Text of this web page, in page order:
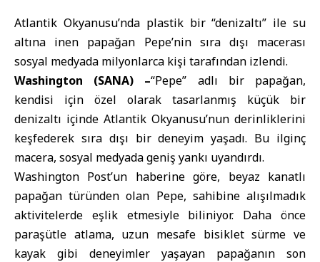
Atlantik Okyanusu’nda plastik bir “denizaltı” ile su
altına inen papağan Pepe’nin sıra dışı macerası
sosyal medyada milyonlarca kişi tarafından izlendi.
Washington (SANA) –“Pepe” adlı bir papağan,
kendisi için özel olarak tasarlanmış küçük bir
denizaltı içinde Atlantik Okyanusu’nun derinliklerini
keşfederek sıra dışı bir deneyim yaşadı. Bu ilginç
macera, sosyal medyada geniş yankı uyandırdı.
Washington Post’un haberine göre, beyaz kanatlı
papağan türünden olan Pepe, sahibine alışılmadık
aktivitelerde eşlik etmesiyle biliniyor. Daha önce
paraşütle atlama, uzun mesafe bisiklet sürme ve
kayak gibi deneyimler yaşayan papağanın son